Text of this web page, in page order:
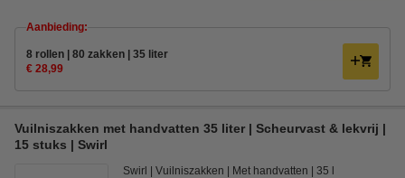
Aanbieding:
8 rollen | 80 zakken | 35 liter
€ 28,99
Vuilniszakken met handvatten 35 liter | Scheurvast & lekvrij |
15 stuks | Swirl
Swirl Vuilniszakken Met handvatten 35 l